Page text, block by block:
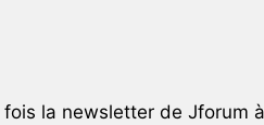
fois la newsletter de Jforum